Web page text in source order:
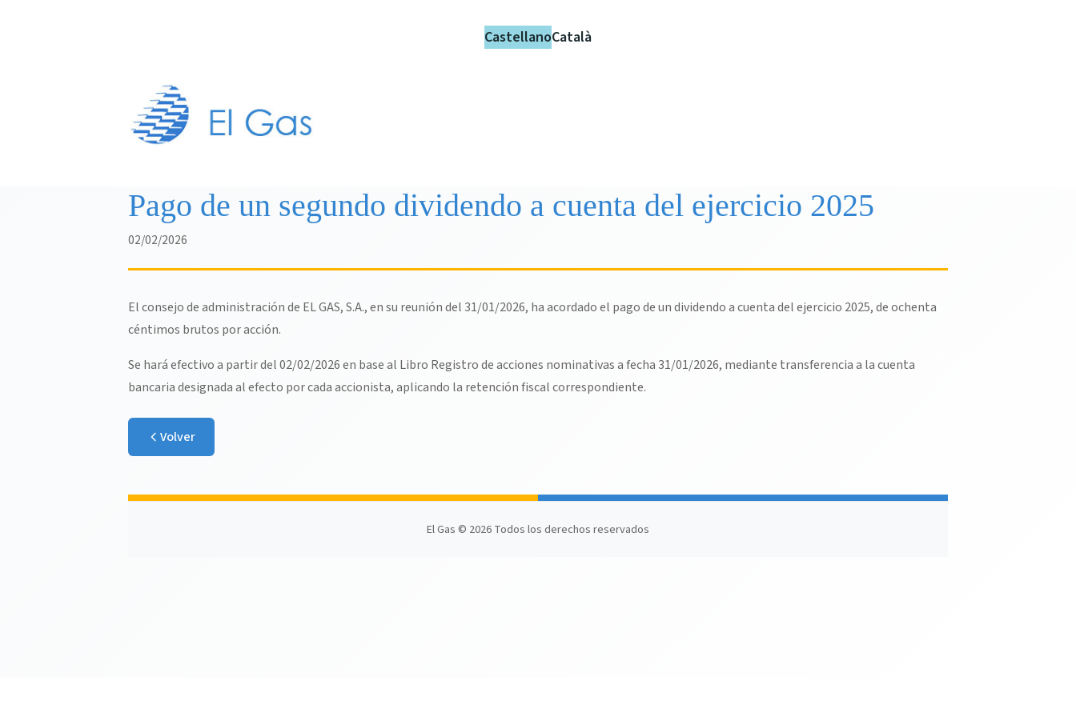
CastellanoCatalà
Pago de un segundo dividendo a cuenta del ejercicio 2025
02/02/2026
El consejo de administración de EL GAS, S.A., en su reunión del 31/01/2026, ha acordado el pago de un dividendo a cuenta del ejercicio 2025, de ochenta
céntimos brutos por acción.
Se hará efectivo a partir del 02/02/2026 en base al Libro Registro de acciones nominativas a fecha 31/01/2026, mediante transferencia a la cuenta
bancaria designada al efecto por cada accionista, aplicando la retención fiscal correspondiente.
Volver
El Gas © 2026 Todos los derechos reservados